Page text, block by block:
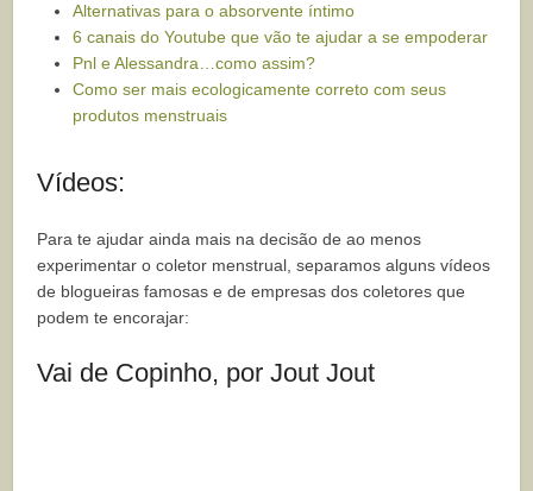
Alternativas para o absorvente íntimo
6 canais do Youtube que vão te ajudar a se empoderar
Pnl e Alessandra…como assim?
Como ser mais ecologicamente correto com seus
produtos menstruais
Vídeos:
Para te ajudar ainda mais na decisão de ao menos
experimentar o coletor menstrual, separamos alguns vídeos
de blogueiras famosas e de empresas dos coletores que
podem te encorajar:
Vai de Copinho, por Jout Jout